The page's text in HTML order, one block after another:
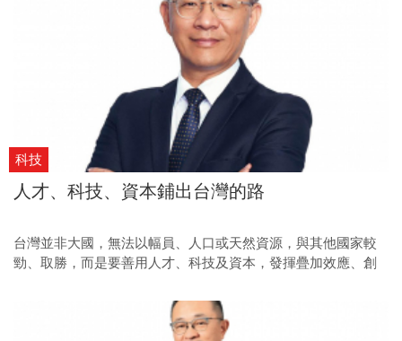
科技
人才、科技、資本鋪出台灣的路
台灣並非大國，無法以幅員、人口或天然資源，與其他國家較
勁、取勝，而是要善用人才、科技及資本，發揮疊加效應、創